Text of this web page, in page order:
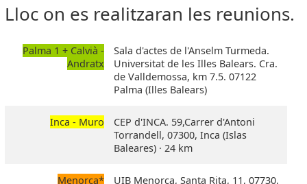
Lloc on es realitzaran les reunions.
Palma 1 + Calvià -
Andratx
Sala d'actes de l'Anselm Turmeda.
Universitat de les Illes Balears. Cra.
de Valldemossa, km 7.5. 07122
Palma (Illes Balears)
Inca - Muro
CEP d'INCA. 59,Carrer d'Antoni
Torrandell, 07300, Inca (Islas
Baleares) · 24 km
Menorca* UIB Menorca, Santa Rita, 11, 07730,